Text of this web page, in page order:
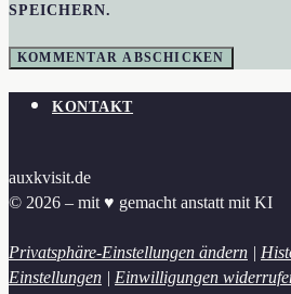
SPEICHERN.
KONTAKT
auxkvisit.de
© 2026 – mit ♥︎ gemacht anstatt mit KI
Privatsphäre-Einstellungen ändern |
Einstellungen | Einwilligungen